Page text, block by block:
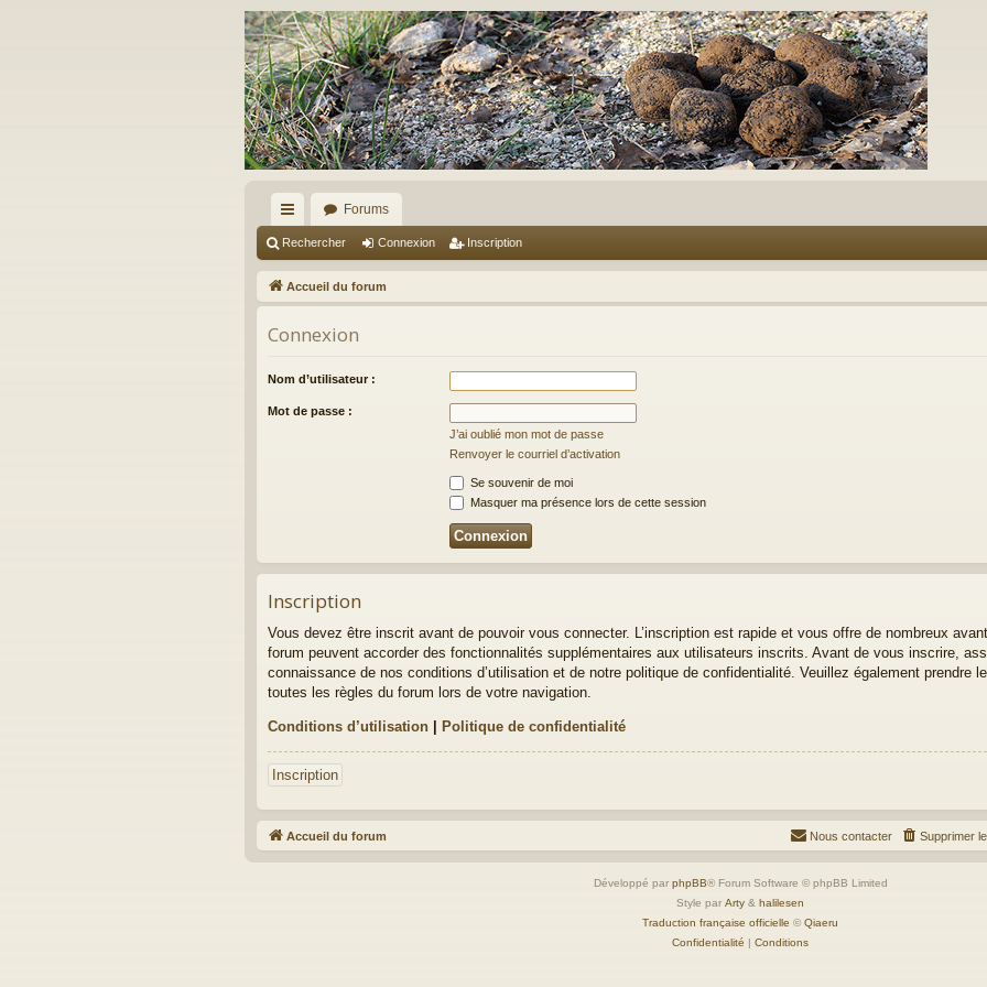
ac
co
ur
ci
s
Forums
Rechercher Connexion Inscription
Accueil du forum
Connexion
Nom d’utilisateur :
Mot de passe :
J’ai oublié mon mot de passe
Renvoyer le courriel d’activation
Se souvenir de moi
Masquer ma présence lors de cette session
Inscription
Vous devez être inscrit avant de pouvoir vous connecter. L’inscription est rapide et vous offre de nombreux
forum peuvent accorder des fonctionnalités supplémentaires aux utilisateurs inscrits. Avant de vous inscrire,
connaissance de nos conditions d’utilisation et de notre politique de confidentialité. Veuillez également prendre
toutes les règles du forum lors de votre navigation.
Conditions d’utilisation | Politique de confidentialité
Inscription
Accueil du forum Supprimer
Nous contacter
Développé par phpBB® Forum Software © phpBB Limited
Style par Arty & halilesen
Traduction française officielle © Qiaeru
Confidentialité | Conditions